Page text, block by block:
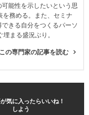
能性を示したいという思
を務める。また、セミナ
きる自分をつくるパーソ
まる盛況ぶり。
の専門家の記事を読む
気に入ったらいいね！
しよう